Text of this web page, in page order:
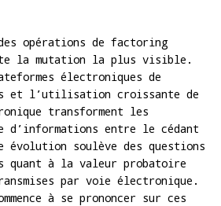
opérations de factoring
la mutation la plus visible.
électroniques de
et l’utilisation croissante de
transforment les
d’informations entre le cédant
soulève des questions
quant à la valeur probatoire
par voie électronique.
à se prononcer sur ces